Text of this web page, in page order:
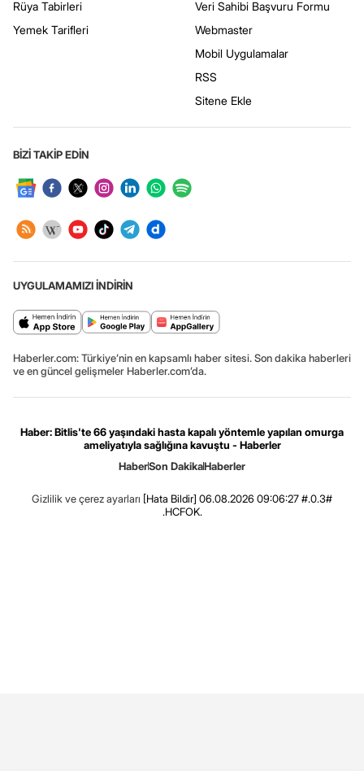
Rüya Tabirleri
Yemek Tarifleri
Veri Sahibi Başvuru Formu
Webmaster
Mobil Uygulamalar
RSS
Sitene Ekle
BİZİ TAKİP EDİN
UYGULAMAMIZI İNDİRİN
Haberler.com: Türkiye’nin en kapsamlı haber sitesi. Son dakika haberleri
ve en güncel gelişmeler Haberler.com’da.
Haber: Bitlis'te 66 yaşındaki hasta kapalı yöntemle yapılan omurga
ameliyatıyla sağlığına kavuştu - Haberler
HaberSon DakikaHaberler
Gizlilik ve çerez ayarları [Hata Bildir] 06.08.2026 09:06:27 #.0.3#
.HCFOK.